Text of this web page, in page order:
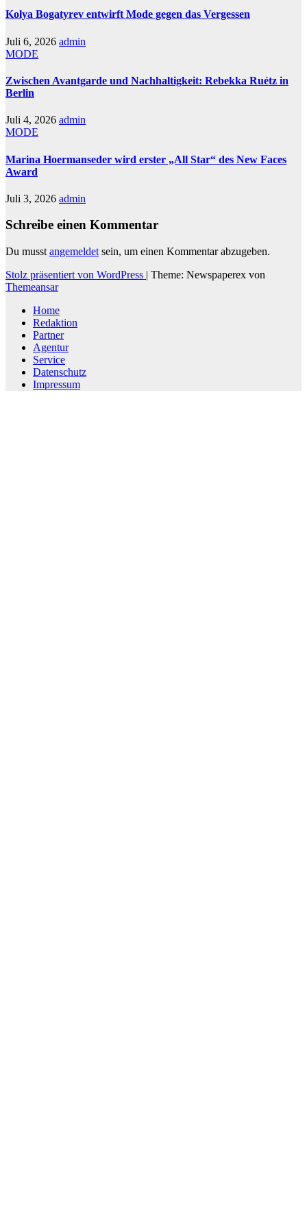
Kolya Bogatyrev entwirft Mode gegen das Vergessen
Juli 6, 2026 admin
MODE
Zwischen Avantgarde und Nachhaltigkeit: Rebekka Ruétz in
Berlin
Juli 4, 2026 admin
MODE
Marina Hoermanseder wird erster „All Star“ des New Faces
Award
Juli 3, 2026 admin
Schreibe einen Kommentar
Du musst angemeldet sein, um einen Kommentar abzugeben.
Stolz präsentiert von WordPress | Theme: Newspaperex von
Themeansar
Home
Redaktion
Partner
Agentur
Service
Datenschutz
Impressum